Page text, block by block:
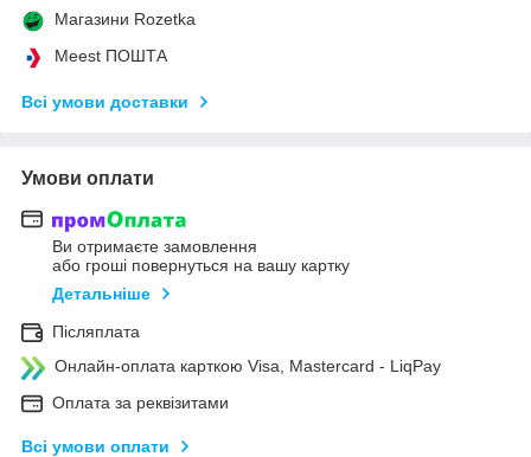
Магазини Rozetka
Meest ПОШТА
Всі умови доставки
Умови оплати
Ви отримаєте замовлення
або гроші повернуться на вашу картку
Детальніше
Післяплата
Онлайн-оплата карткою Visa, Mastercard - LiqPay
Оплата за реквізитами
Всі умови оплати